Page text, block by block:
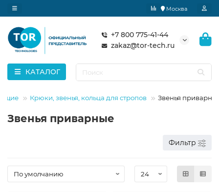
Москва
+7 800 775-41-44
zakaz@tor-tech.ru
КАТАЛОГ
Крюки, звенья, кольца для стропов Звенья
Звенья приварные
Фильтр